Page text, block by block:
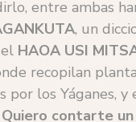
entre ambas
, un
HAOA USI
recopilan
por los Yáganes, y
Quiero contarte